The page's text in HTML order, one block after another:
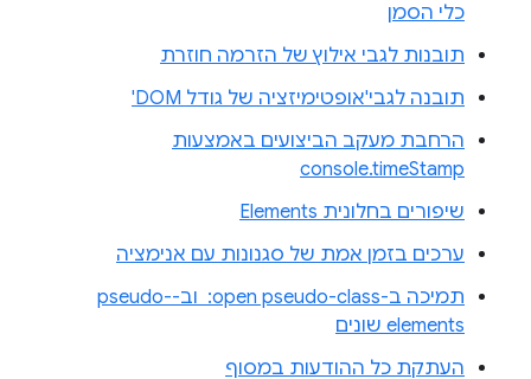
כלי הסמן
תובנות לגבי אילוץ של הזרמה חוזרת
תובנה לגבי'אופטימיזציה של גודל DOM'
הרחבת מעקב הביצועים באמצעות
console.timeStamp
שיפורים בחלונית Elements
ערכים בזמן אמת של סגנונות עם אנימציה
תמיכה ב-‎ :open pseudo-class וב-pseudo-
elements שונים
העתקת כל ההודעות במסוף